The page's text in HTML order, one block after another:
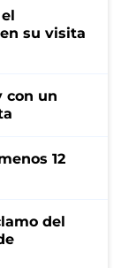
su visita
con un
12
del